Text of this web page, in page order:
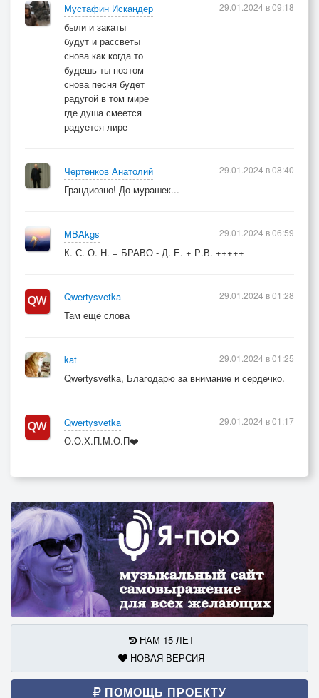
Мустафин Искандер
были и закаты
будут и рассветы
снова как когда то
будешь ты поэтом
снова песня будет
радугой в том мире
где душа смеется
радуется лире
29.01.2024 в 09:18
Чертенков Анатолий
Грандиозно! До мурашек...
29.01.2024 в 08:40
MBAkgs
К. С. О. Н. = БРАВО - Д. Е. + Р.В. +++++
29.01.2024 в 06:59
Qwertysvetka
Там ещё слова
29.01.2024 в 01:28
kat
Qwertysvetka, Благодарю за внимание и сердечко.
29.01.2024 в 01:25
Qwertysvetka
О.О.Х.П.М.О.П❤️
29.01.2024 в 01:17
НАМ 15 ЛЕТ
НОВАЯ ВЕРСИЯ
ПОМОЩЬ ПРОЕКТУ